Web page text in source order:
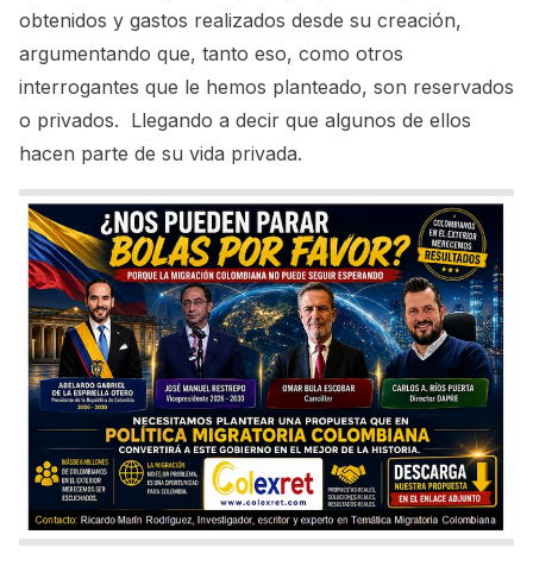
obtenidos y gastos realizados desde su creación,
argumentando que, tanto eso, como otros
interrogantes que le hemos planteado, son reservados
o privados. Llegando a decir que algunos de ellos
hacen parte de su vida privada.